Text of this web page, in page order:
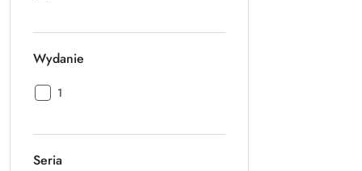
Wydanie
Wydanie:
1
Seria